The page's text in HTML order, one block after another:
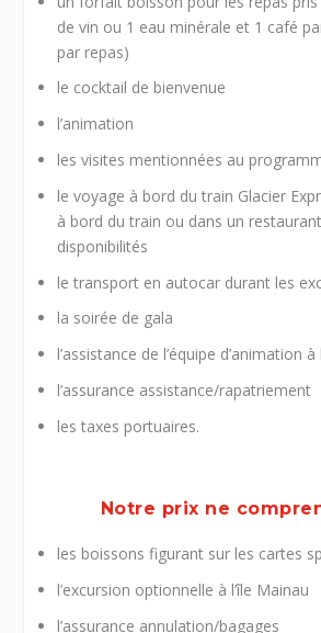
de vin ou 1 eau minérale et 1 café
par repas)
le cocktail de bienvenue
l’animation
les visites mentionnées au
le voyage à bord du train Glacier
à bord du train ou dans un
disponibilités
le transport en autocar durant les
la soirée de gala
l’assistance de l’équipe d’animation
l’assurance assistance/rapatriement
les taxes portuaires.
Notre prix ne
les boissons figurant sur les cartes
l’excursion optionnelle à l’île Mainau
l’assurance annulation/bagages